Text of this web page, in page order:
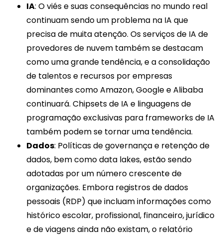
IA: O viés e suas consequências no mundo real
continuam sendo um problema na IA que
precisa de muita atenção. Os serviços de IA de
provedores de nuvem também se destacam
como uma grande tendência, e a consolidação
de talentos e recursos por empresas
dominantes como Amazon, Google e Alibaba
continuará. Chipsets de IA e linguagens de
programação exclusivas para frameworks de IA
também podem se tornar uma tendência.
Dados: Políticas de governança e retenção de
dados, bem como data lakes, estão sendo
adotadas por um número crescente de
organizações. Embora registros de dados
pessoais (RDP) que incluam informações como
histórico escolar, profissional, financeiro, jurídico
e de viagens ainda não existam, o relatório